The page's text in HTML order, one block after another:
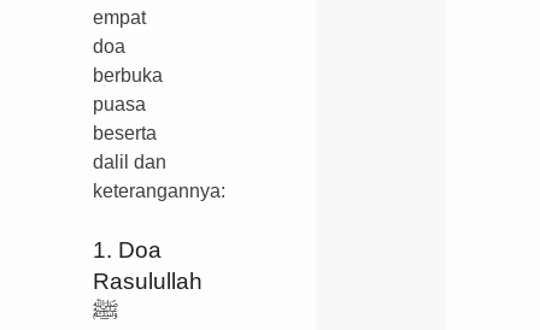
empat
doa
berbuka
puasa
beserta
dalil dan
keterangannya:
1. Doa
Rasulullah
ﷺ